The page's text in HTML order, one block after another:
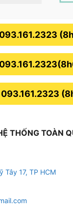
093.161.2323
093.161.2323
THỐNG TOÀN
Tây 17, TP HCM